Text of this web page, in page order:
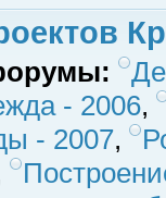
- 2006,
- 2007,